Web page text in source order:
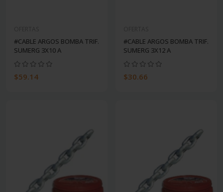
#CABLE ARGOS BOMBA TRIF.
SUMERG 3X10 A
$59.14
#CABLE ARGOS BOMBA TRIF.
SUMERG 3X12 A
$30.66